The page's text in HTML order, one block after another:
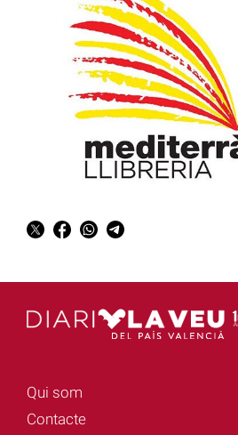
Qui som
Contacte